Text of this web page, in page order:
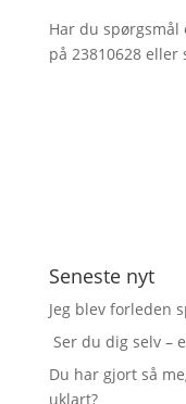
Har du
på 23810628 eller
Seneste nyt
Jeg blev forleden
Ser du dig selv –
Du har gjort så
uklart?